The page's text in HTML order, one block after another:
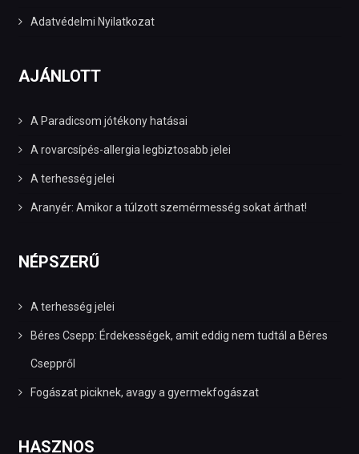
Adatvédelmi Nyilatkozat
AJÁNLOTT
A Paradicsom jótékony hatásai
A rovarcsípés-allergia legbiztosabb jelei
A terhesség jelei
Aranyér: Amikor a túlzott szemérmesség sokat árthat!
NÉPSZERŰ
A terhesség jelei
Béres Csepp: Érdekességek, amit eddig nem tudtál a Béres
Cseppről
Fogászat piciknek, avagy a gyermekfogászat
HASZNOS